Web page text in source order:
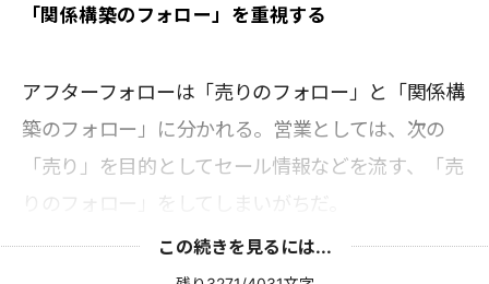
「関係構築のフォロー」を重視する
アフターフォローは「売りのフォロー」と「関係構
築のフォロー」に分かれる。営業としては、次の
「売り」を目的としてセール情報などを流す、「売
りのフォロー」をしてしまいがちだ。
この続きを見るには...